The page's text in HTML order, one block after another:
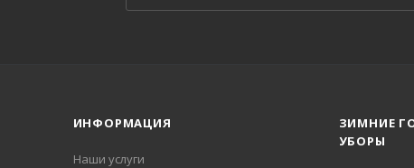
ИНФОРМАЦИЯ
Наши услуги
ЗИМНИЕ
УБОРЫ